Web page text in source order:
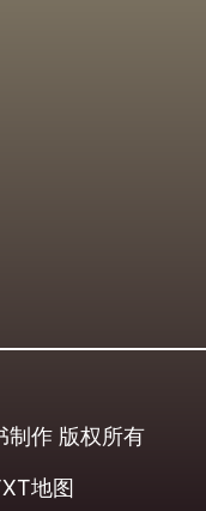
制作 版权所有
地图